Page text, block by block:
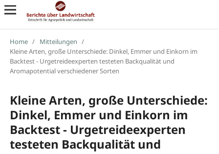
Home / Mitteilungen /
Kleine Arten, große Unterschiede: Dinkel, Emmer und Einkorn im
Backtest - Urgetreideexperten testeten Backqualität und
Aromapotential verschiedener Sorten
Kleine Arten, große Unterschiede:
Dinkel, Emmer und Einkorn im
Backtest - Urgetreideexperten
testeten Backqualität und